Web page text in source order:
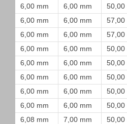
6,00 mm
6,00 mm 50,00
6,00 mm
6,00 mm 57,00
6,00 mm
6,00 mm 57,00
6,00 mm
6,00 mm 50,00
6,00 mm
6,00 mm 50,00
6,00 mm
6,00 mm 50,00
6,00 mm
6,00 mm 50,00
6,00 mm
6,00 mm 50,00
6,08 mm
7,00 mm 50,00